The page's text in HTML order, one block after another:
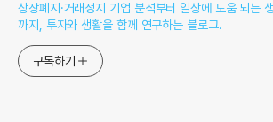
상장폐지·거래정지 기업 분석부터 일상에 도움 되는
까지, 투자와 생활을 함께 연구하는 블로그.
구독하기